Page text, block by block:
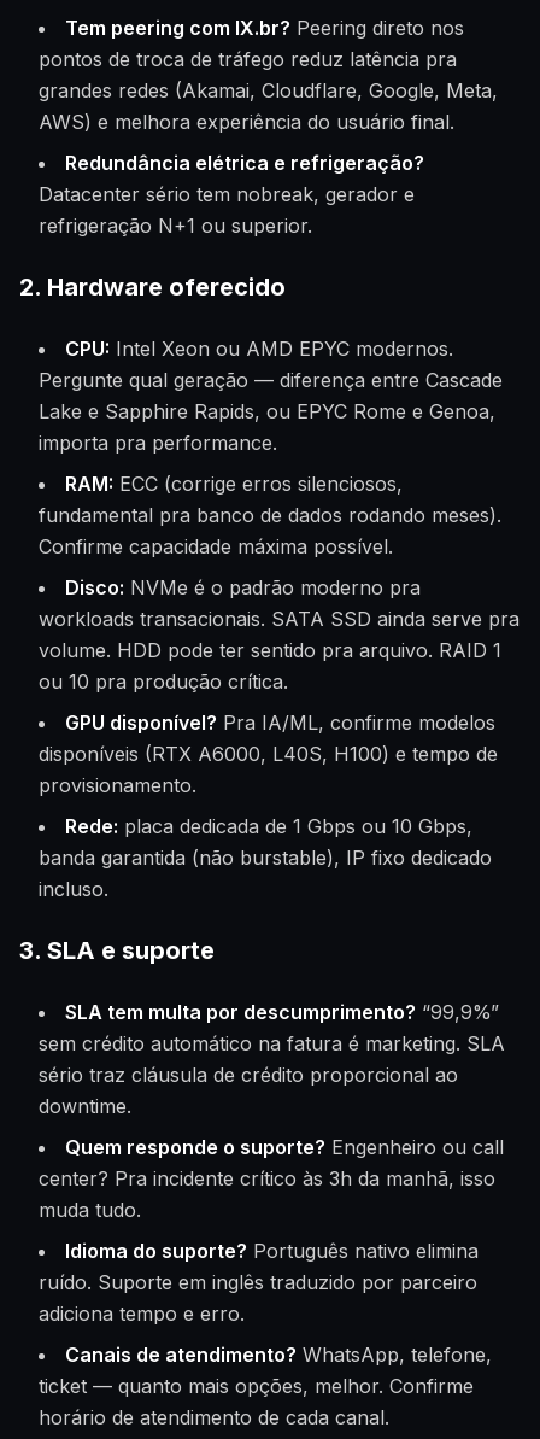
Tem peering com IX.br? Peering direto nos
pontos de troca de tráfego reduz latência pra
grandes redes (Akamai, Cloudflare, Google, Meta,
AWS) e melhora experiência do usuário final.
Redundância elétrica e refrigeração?
Datacenter sério tem nobreak, gerador e
refrigeração N+1 ou superior.
2. Hardware oferecido
CPU: Intel Xeon ou AMD EPYC modernos.
Pergunte qual geração — diferença entre Cascade
Lake e Sapphire Rapids, ou EPYC Rome e Genoa,
importa pra performance.
RAM: ECC (corrige erros silenciosos,
fundamental pra banco de dados rodando meses).
Confirme capacidade máxima possível.
Disco: NVMe é o padrão moderno pra
workloads transacionais. SATA SSD ainda serve pra
volume. HDD pode ter sentido pra arquivo. RAID 1
ou 10 pra produção crítica.
GPU disponível? Pra IA/ML, confirme modelos
disponíveis (RTX A6000, L40S, H100) e tempo de
provisionamento.
Rede: placa dedicada de 1 Gbps ou 10 Gbps,
banda garantida (não burstable), IP fixo dedicado
incluso.
3. SLA e suporte
SLA tem multa por descumprimento? “99,9%”
sem crédito automático na fatura é marketing. SLA
sério traz cláusula de crédito proporcional ao
downtime.
Quem responde o suporte? Engenheiro ou call
center? Pra incidente crítico às 3h da manhã, isso
muda tudo.
Idioma do suporte? Português nativo elimina
ruído. Suporte em inglês traduzido por parceiro
adiciona tempo e erro.
Canais de atendimento? WhatsApp, telefone,
ticket — quanto mais opções, melhor. Confirme
horário de atendimento de cada canal.